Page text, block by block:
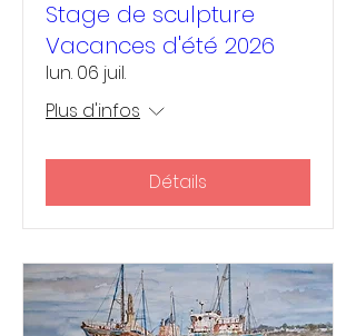
Stage de sculpture
Vacances d'été 2026
lun. 06 juil.
Plus d'infos
Détails